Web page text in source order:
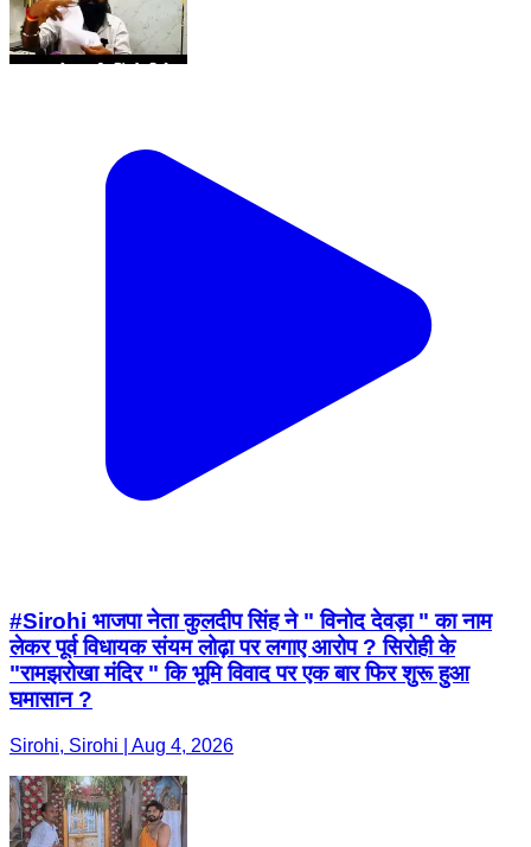
#Sirohi भाजपा नेता कुलदीप सिंह ने " विनोद देवड़ा " का नाम
लेकर पूर्व विधायक संयम लोढ़ा पर लगाए आरोप ? सिरोही के
"रामझरोखा मंदिर " कि भूमि विवाद पर एक बार फिर शुरू हुआ
घमासान ?
Sirohi, Sirohi | Aug 4, 2026